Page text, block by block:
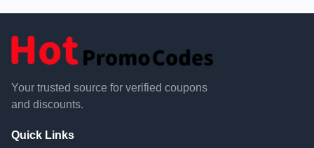
Your trusted source for verified coupons
and discounts.
Quick Links